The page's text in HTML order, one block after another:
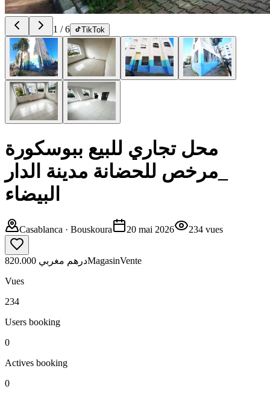
1 /6 TikTok
محل تجاري للبيع ببوسكورة
_مرخص للحضانة مدينة الدار
البيضاء
Casablanca · Bouskoura 20 mai 2026 234 vues
820.000 درهم مغربيMagasinVente
Vues
234
Users booking
0
Actives booking
0